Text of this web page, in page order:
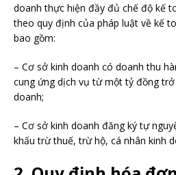
doanh thực hiện đầy đủ chế độ kế
theo quy định của pháp luật về kế
bao gồm:
– Cơ sở kinh doanh có doanh thu
cung ứng dịch vụ từ một tỷ đồng
doanh;
– Cơ sở kinh doanh đăng ký tự
khấu trừ thuế, trừ hộ, cá nhân kinh